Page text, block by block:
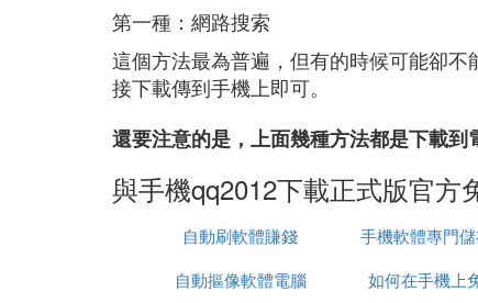
第一種：網路搜索
這個方法最為普遍，但有的時候可能卻
接下載傳到手機上即可。
還要注意的是，上面幾種方法都是下載到
與手機qq2012下載正式版官方
自動刷軟體賺錢 手機軟體專門
自動摳像軟體電腦
如何在手機上